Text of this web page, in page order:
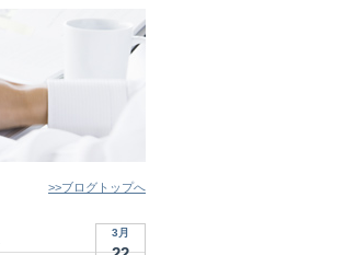
>>ブログトップへ
3月